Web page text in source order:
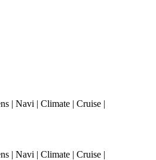
| Navi | Climate | Cruise |
| Navi | Climate | Cruise |